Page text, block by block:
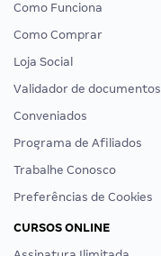
Como Funciona
Como Comprar
Loja Social
Validador de documentos
Conveniados
Programa de Afiliados
Trabalhe Conosco
Preferências de Cookies
CURSOS ONLINE